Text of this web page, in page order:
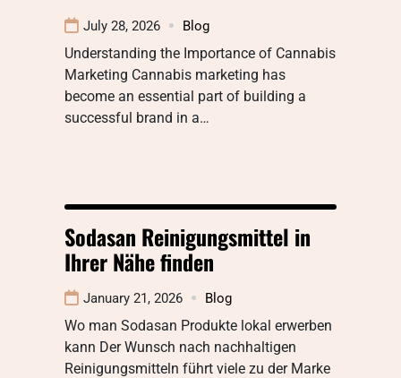
July 28, 2026 Blog
Understanding the Importance of Cannabis
Marketing Cannabis marketing has
become an essential part of building a
successful brand in a…
Sodasan Reinigungsmittel in
Ihrer Nähe finden
January 21, 2026 Blog
Wo man Sodasan Produkte lokal erwerben
kann Der Wunsch nach nachhaltigen
Reinigungsmitteln führt viele zu der Marke